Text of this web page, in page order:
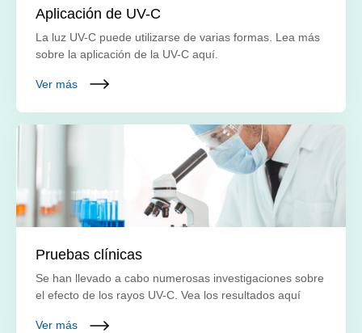
Aplicación de UV-C
La luz UV-C puede utilizarse de varias formas. Lea más
sobre la aplicación de la UV-C aquí.
Ver más
Pruebas clínicas
Se han llevado a cabo numerosas investigaciones sobre
el efecto de los rayos UV-C. Vea los resultados aquí
Ver más